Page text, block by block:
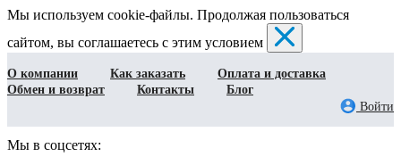
Мы используем cookie-файлы. Продолжая пользоваться
сайтом, вы соглашаетесь с этим условием
О компании Как заказать
Оплата и доставка
Обмен и возврат
Контакты
Блог
Войти
Мы в соцсетях: